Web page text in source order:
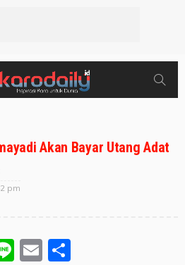
Akan Bayar Utang Adat
pm
LineEmail